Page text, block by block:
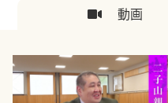
動画